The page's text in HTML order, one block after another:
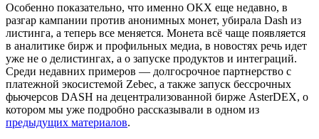
Особенно показательно, что именно OKX еще недавно, в
разгар кампании против анонимных монет, убирала Dash из
листинга, а теперь все меняется. Монета всё чаще появляется
в аналитике бирж и профильных медиа, в новостях речь идет
уже не о делистингах, а о запуске продуктов и интеграций.
Среди недавних примеров — долгосрочное партнерство с
платежной экосистемой Zebec, а также запуск бессрочных
фьючерсов DASH на децентрализованной бирже AsterDEX, о
котором мы уже подробно рассказывали в одном из
предыдущих материалов.